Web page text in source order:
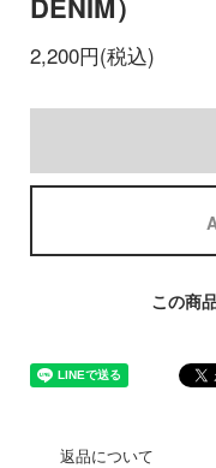
2,200円(税込)
この商
返品について